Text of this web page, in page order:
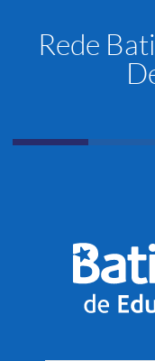
Rede